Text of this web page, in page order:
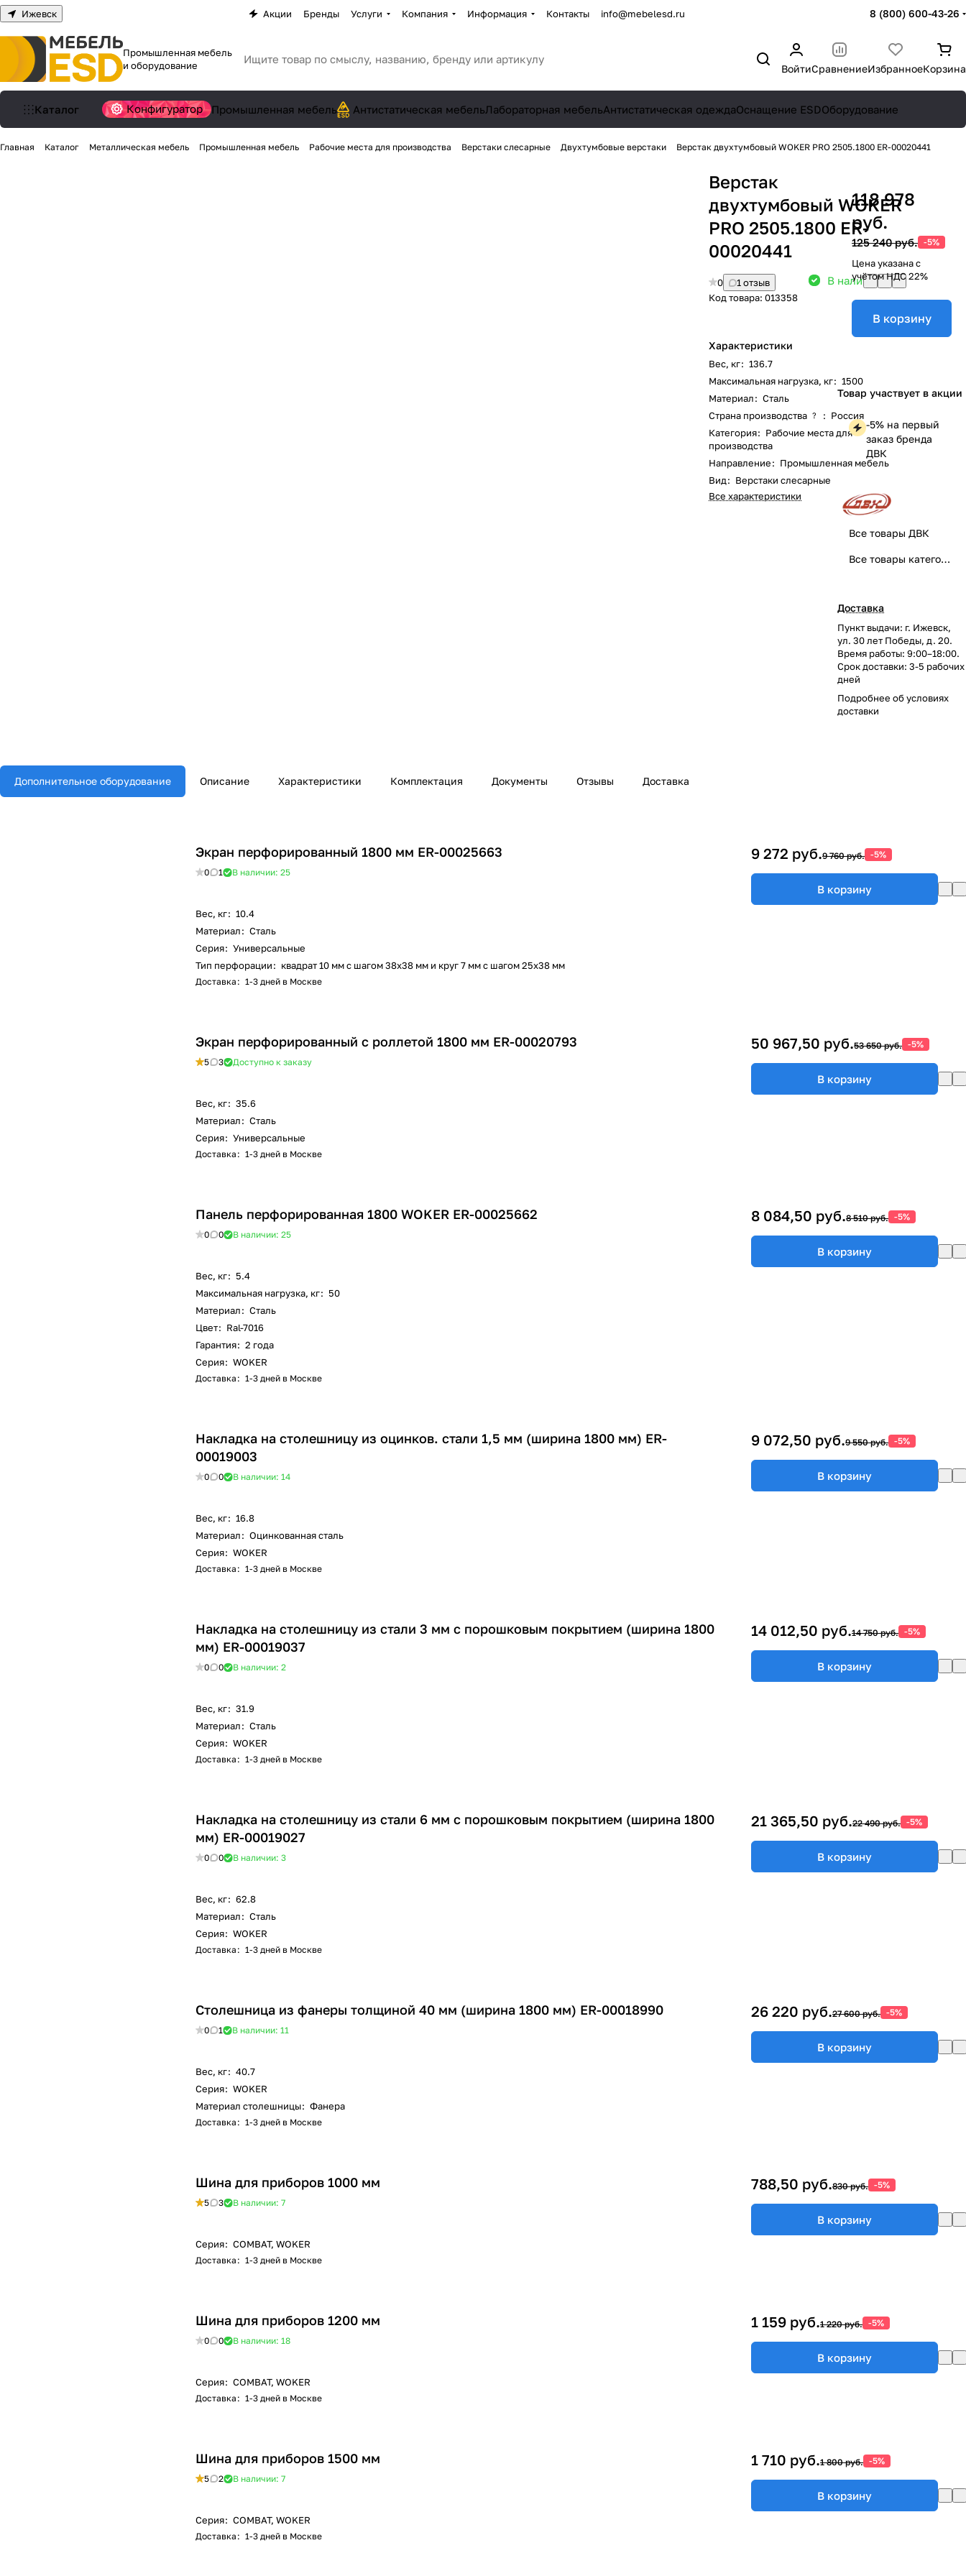
Ижевск Акции Бренды Услуги Компания Информация Контакты info@mebelesd.ru 8 (800) 600-43-26
Промышленная мебель
и оборудование
ВойтиСравнениеИзбранноеКорзина
Каталог Конфигуратор Промышленная мебель Антистатическая мебельЛабораторная мебельАнтистатическая одеждаОснащение ESDОборудование
Главная Каталог Металлическая мебель Промышленная мебель Рабочие места для производства Верстаки слесарные Двухтумбовые верстаки Верстак двухтумбовый WOKER PRO 2505.1800 ER-00020441
Верстак
двухтумбовый WOKER
PRO 2505.1800 ER-
00020441
0
1 отзыв
Код товара: 013358
В наличии: 6
Характеристики
Вес, кг: 136.7
Максимальная нагрузка, кг: 1500
Материал: Сталь
Страна производства ? : Россия
Категория: Рабочие места для
производства
Направление: Промышленная мебель
Вид: Верстаки слесарные
Все характеристики
118 978
руб.
125 240 руб. -5%
Цена указана с
учётом НДС 22%
В корзину
Товар участвует в акции
-5% на первый
заказ бренда
ДВК
Все товары ДВК
Все товары категории
Доставка
Пункт выдачи: г. Ижевск,
ул. 30 лет Победы, д. 20.
Время работы: 9:00–18:00.
Срок доставки: 3-5 рабочих
дней
Подробнее обусловиях
доставки
Дополнительное оборудование Описание Характеристики Комплектация Документы Отзывы Доставка
Экран перфорированный 1800 мм ER-00025663
0 1 В наличии: 25
Вес, кг: 10.4
Материал: Сталь
Серия: Универсальные
Тип перфорации: квадрат 10 мм c шагом 38х38 мм и круг 7 мм с шагом 25х38 мм
Доставка : 1-3 дней в Москве
9 272 руб.9 760 руб. -5%
В корзину
Экран перфорированный с роллетой 1800 мм ER-00020793
5 3 Доступно к заказу
Вес, кг: 35.6
Материал: Сталь
Серия: Универсальные
Доставка : 1-3 дней в Москве
50 967,50 руб.53 650 руб. -5%
В корзину
Панель перфорированная 1800 WOKER ER-00025662
0 0 В наличии: 25
Вес, кг: 5.4
Максимальная нагрузка, кг: 50
Материал: Сталь
Цвет: Ral-7016
Гарантия: 2 года
Серия: WOKER
Доставка : 1-3 дней в Москве
8 084,50 руб.8 510 руб. -5%
В корзину
Накладка на столешницу из оцинков. стали 1,5 мм (ширина 1800 мм) ER-
00019003
0 0 В наличии: 14
Вес, кг: 16.8
Материал: Оцинкованная сталь
Серия: WOKER
Доставка : 1-3 дней в Москве
9 072,50 руб.9 550 руб. -5%
В корзину
Накладка на столешницу из стали 3 мм с порошковым покрытием (ширина 1800
мм) ER-00019037
0 0 В наличии: 2
Вес, кг: 31.9
Материал: Сталь
Серия: WOKER
Доставка : 1-3 дней в Москве
14 012,50 руб.14 750 руб. -5%
В корзину
Накладка на столешницу из стали 6 мм с порошковым покрытием (ширина 1800
мм) ER-00019027
0 0 В наличии: 3
Вес, кг: 62.8
Материал: Сталь
Серия: WOKER
Доставка : 1-3 дней в Москве
21 365,50 руб.22 490 руб. -5%
В корзину
Столешница из фанеры толщиной 40 мм (ширина 1800 мм) ER-00018990
0 1 В наличии: 11
Вес, кг: 40.7
Серия: WOKER
Материал столешницы: Фанера
Доставка : 1-3 дней в Москве
26 220 руб.27 600 руб. -5%
В корзину
Шина для приборов 1000 мм
5 3 В наличии: 7
Серия: COMBAT, WOKER
Доставка : 1-3 дней в Москве
788,50 руб.830 руб. -5%
В корзину
Шина для приборов 1200 мм
0 0 В наличии: 18
Серия: COMBAT, WOKER
Доставка : 1-3 дней в Москве
1 159 руб.1 220 руб. -5%
В корзину
Шина для приборов 1500 мм
5 2 В наличии: 7
Серия: COMBAT, WOKER
Доставка : 1-3 дней в Москве
1 710 руб.1 800 руб. -5%
В корзину